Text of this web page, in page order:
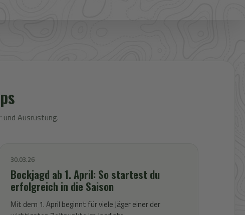
Ausrüstung.
30.03.26
Bockjagd ab 1. April: So startest du
erfolgreich in die Saison
Mit dem 1. April beginnt für viele Jäger einer der